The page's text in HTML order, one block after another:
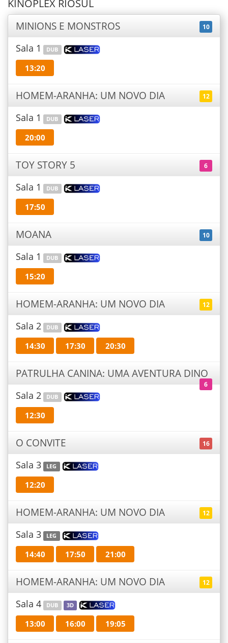
KINOPLEX RIOSUL
MINIONS E MONSTROS 10
Sala 1 DUB
13:20
HOMEM-ARANHA: UM NOVO DIA 12
Sala 1 DUB
20:00
TOY STORY 5 6
Sala 1 DUB
17:50
MOANA 10
Sala 1 DUB
15:20
HOMEM-ARANHA: UM NOVO DIA 12
Sala 2 DUB
14:30 17:30 20:30
PATRULHA CANINA: UMA AVENTURA DINO
6
Sala 2 DUB
12:30
O CONVITE 16
Sala 3 LEG
12:20
HOMEM-ARANHA: UM NOVO DIA 12
Sala 3 LEG
14:40 17:50 21:00
HOMEM-ARANHA: UM NOVO DIA 12
Sala 4 DUB 3D
13:00 16:00 19:05